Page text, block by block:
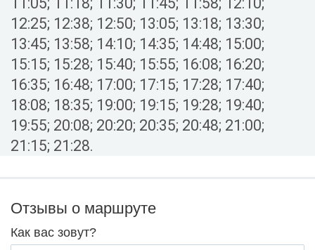
12:25; 12:38; 12:50; 13:05; 13:18; 13:30;
13:45; 13:58; 14:10; 14:35; 14:48; 15:00;
15:15; 15:28; 15:40; 15:55; 16:08; 16:20;
16:35; 16:48; 17:00; 17:15; 17:28; 17:40;
18:08; 18:35; 19:00; 19:15; 19:28; 19:40;
19:55; 20:08; 20:20; 20:35; 20:48; 21:00;
21:15; 21:28.
Отзывы о маршруте
Как вас зовут?